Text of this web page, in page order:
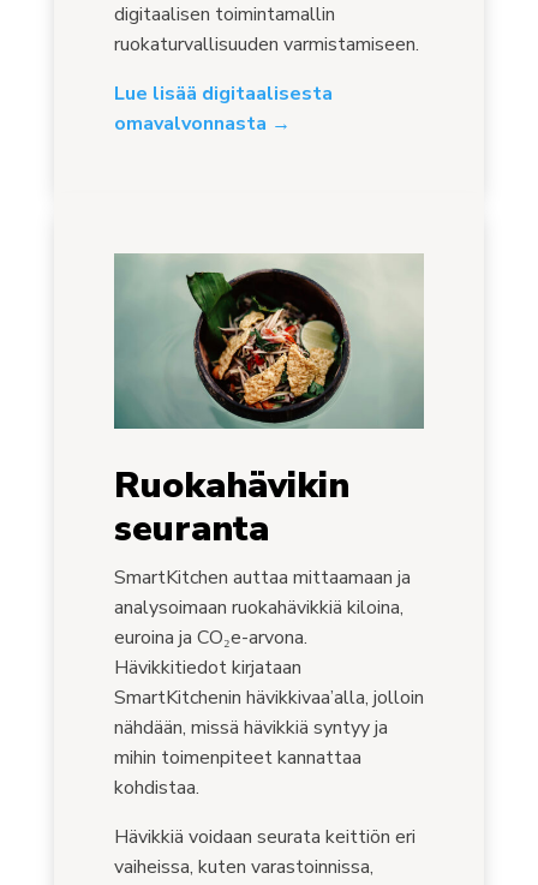
digitaalisen toimintamallin
ruokaturvallisuuden varmistamiseen.
Lue lisää digitaalisesta
omavalvonnasta →
Ruokahävikin
seuranta
SmartKitchen auttaa mittaamaan ja
analysoimaan ruokahävikkiä kiloina,
euroina ja CO₂e-arvona.
Hävikkitiedot kirjataan
SmartKitchenin hävikkivaa’alla, jolloin
nähdään, missä hävikkiä syntyy ja
mihin toimenpiteet kannattaa
kohdistaa.
Hävikkiä voidaan seurata keittiön eri
vaiheissa, kuten varastoinnissa,